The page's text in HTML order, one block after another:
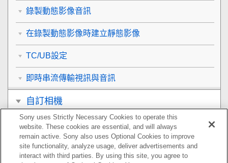
錄製動態影像音訊
在錄製動態影像時建立靜態影像
TC/UB設定
即時串流傳輸視訊與音訊
自訂相機
觀看
變更相機設定
Sony uses Strictly Necessary Cookies to operate this
website. These cookies are essential, and will always
remain active. Sony also uses Optional Cookies to improve
site functionality, analyze usage, deliver advertisements and
interact with third parties. By using this site, you agree to